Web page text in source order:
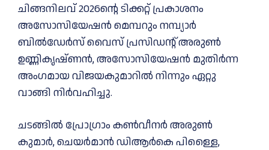
ചിങ്ങനിലവ് 2026ന്റെ ടിക്കറ്റ് പ്രകാശനം
അസോസിയേഷൻ മെമ്പറും നമ്പ്യാർ
ബിൽഡേർസ് വൈസ് പ്രസിഡന്റ്‌ അരുൺ
ഉണ്ണികൃഷ്ണൻ, അസോസിയേഷൻ മുതിർന്ന
അംഗമായ വിജയകുമാറിൽ നിന്നും ഏറ്റു
വാങ്ങി നിർവഹിച്ചു.
ചടങ്ങിൽ പ്രോഗ്രാം കൺവീനർ അരുൺ
കുമാർ, ചെയർമാൻ ഡിആർകെ പിള്ളൈ,